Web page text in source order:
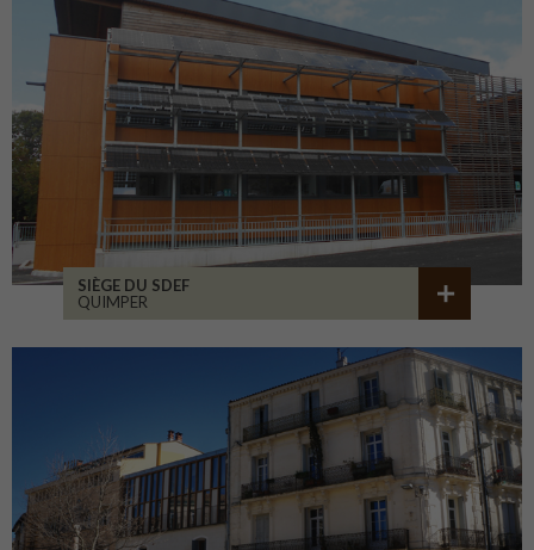
SIÈGE DU SDEF
QUIMPER